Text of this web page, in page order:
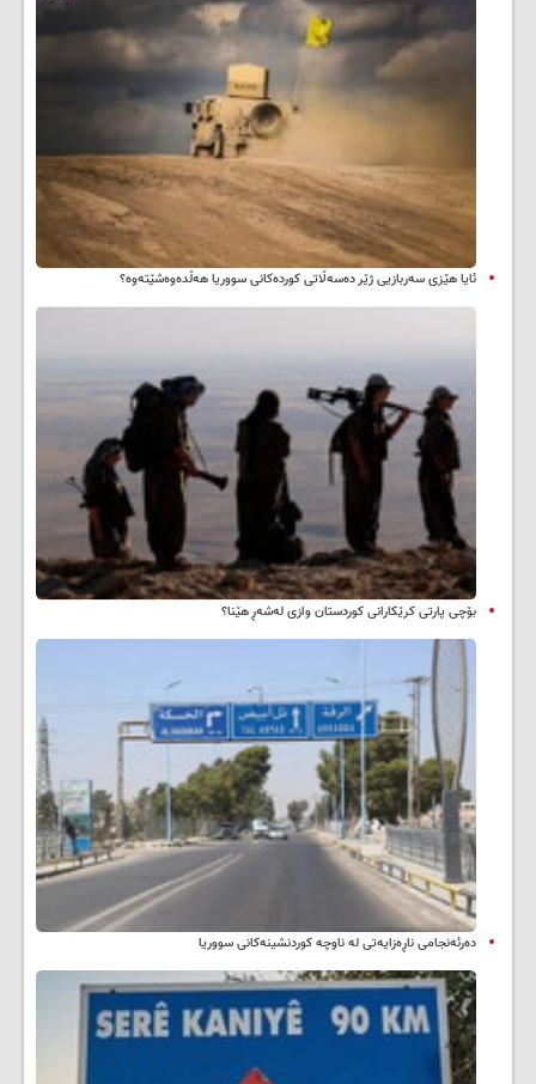
ئایا هێزی سەربازیی ژێر دەسەڵاتی کوردەکانی سووریا هەڵدەوەشێتەوە؟
بۆچی پارتی کرێکارانی کوردستان وازی لەشەڕ هێنا؟
دەرئەنجامی ناڕەزایەتی لە ناوچە کوردنشینەکانی سووریا